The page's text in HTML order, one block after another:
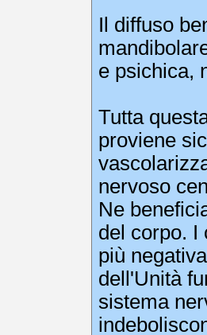
Il diffuso
e psichica,
Tutta
proviene
nervoso
Ne
del corpo. I
più
dell'Unità
sistema